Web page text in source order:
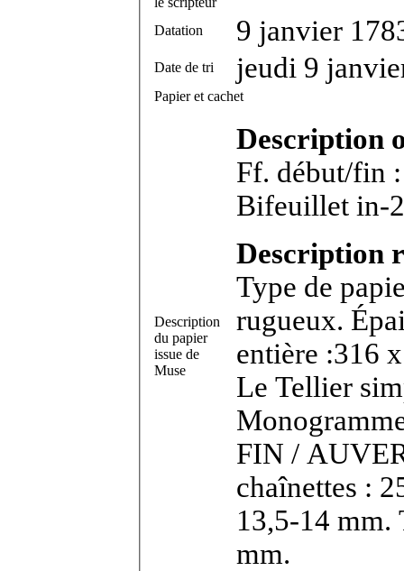
Datation 9 janvier
Date de tri jeudi 9
Papier et cachet
Description
du papier
issue de
Muse
Description
Ff. début/fin
Description
Type de
rugueux.
entière :316
Le Tellier
FIN /
chaînettes :
13,5-14 mm.
mm.